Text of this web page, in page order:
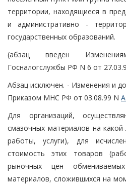
территории, находящиеся в
и административно -
государственных образований.
(абзац введен
Госналогслужбы РФ N 6 от
Абзац исключен. - Изменения и
Приказом МНС РФ от 03.08.99 N
Для организаций,
смазочных материалов на
работы, услуги), для
стоимость этих товаров
рыночных цен
материалов, сложившихся на